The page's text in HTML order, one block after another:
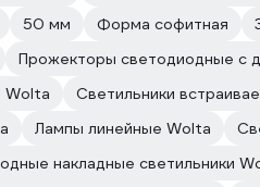
50 мм Форма софитная
Прожекторы светодиодные с
Wolta
Светильники
Лампы линейные Wolta
накладные светильники